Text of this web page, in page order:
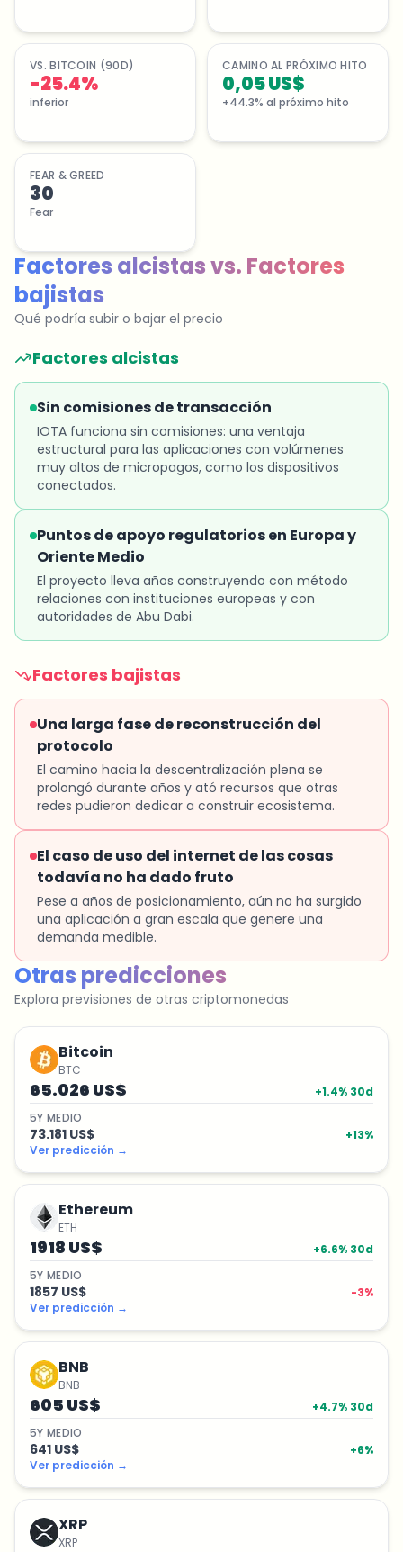
VS. BITCOIN (90D)
-25.4%
inferior
CAMINO AL PRÓXIMO HITO
0,05 US$
+44.3% al próximo hito
FEAR & GREED
30
Fear
Factores alcistasvs. Factores
bajistas
Qué podría subir o bajar el precio
Factores alcistas
Sin comisiones de transacción
IOTA funciona sin comisiones: una ventaja
estructural para las aplicaciones con volúmenes
muy altos de micropagos, como los dispositivos
conectados.
Puntos de apoyo regulatorios en Europa y
Oriente Medio
El proyecto lleva años construyendo con método
relaciones con instituciones europeas y con
autoridades de Abu Dabi.
Factores bajistas
Una larga fase de reconstrucción del
protocolo
El camino hacia la descentralización plena se
prolongó durante años y ató recursos que otras
redes pudieron dedicar a construir ecosistema.
El caso de uso del internet de las cosas
todavía no ha dado fruto
Pese a años de posicionamiento, aún no ha surgido
una aplicación a gran escala que genere una
demanda medible.
Otras predicciones
Explora previsiones de otras criptomonedas
Bitcoin
BTC
65.026 US$ +1.4% 30d
5Y MEDIO
73.181 US$ +13%
Ver predicción →
Ethereum
ETH
1918 US$ +6.6% 30d
5Y MEDIO
1857 US$ -3%
Ver predicción →
BNB
BNB
605 US$ +4.7% 30d
5Y MEDIO
641 US$ +6%
Ver predicción →
XRP
XRP